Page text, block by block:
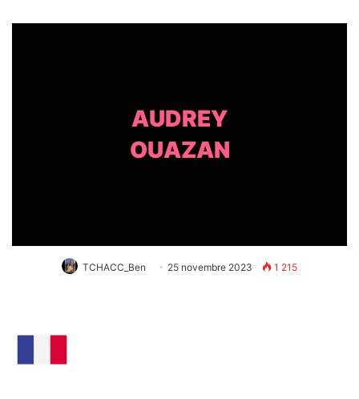
AUDREY
OUAZAN
TCHACC_Ben 25 novembre 2023 1 215